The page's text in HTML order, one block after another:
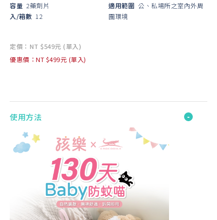
容量 2藥劑片
入/箱數 12
適用範圍 公、私場所之室內外周
圍環境
定價：NT $549元 (單入)
優惠價：NT $499元 (單入)
使用方法